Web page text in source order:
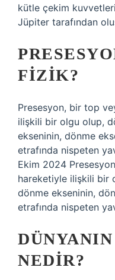
kütle çekim
Jüpiter tarafından
FIZIK?
Presesyon, bir top
ilişkili bir olgu olup,
ekseninin, dönme
etrafında nispeten
Ekim 2024
hareketiyle ilişkili bir
dönme ekseninin,
etrafında nispeten
NEDIR?